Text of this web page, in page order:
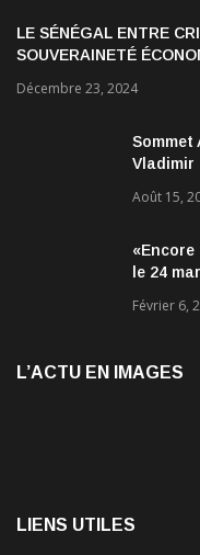
LE SÉNÉGAL ENTRE
SOUVERAINETÉ
Décembre 23, 2024
Sommet
Vladimir
Août 15,
«Encore
le 24
Février 6,
L’ACTU EN IMAGES
LIENS UTILES